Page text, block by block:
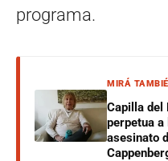
programa.
MIRÁ
Capilla del
perpetua a
asesinato